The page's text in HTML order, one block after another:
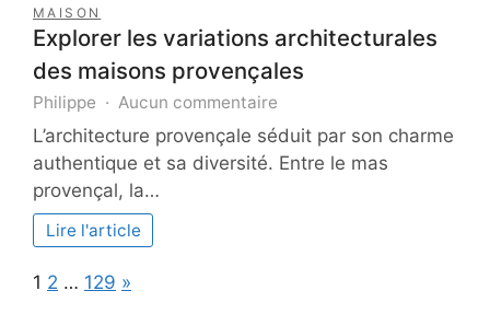
MAISON
Explorer les variations architecturales
des maisons provençales
Philippe Aucun commentaire
Explorer
les
variations
L’architecture provençale séduit par son charme
authentique et sa diversité. Entre le mas
provençal, la…
Lire l'article
Page:
1 2 … 129 Next
»